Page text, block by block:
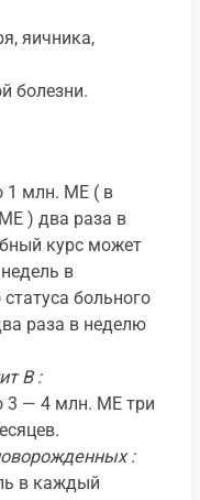
яичника,
болезни.
1 млн. ME ( в
) два раза в
курс может
в
больного
раза в неделю
В :
3 — 4 млн. ME три
:
в каждый